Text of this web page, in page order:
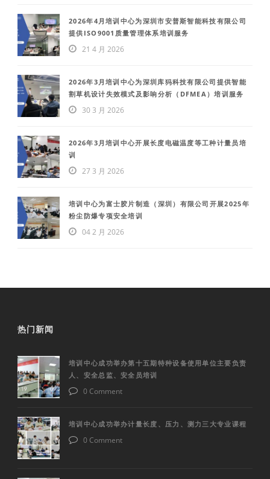
2026年4月培训中心为深圳市安普斯智能科技有限公司
提供ISO9001质量管理体系培训服务
21 4 月 2026
2026年3月培训中心为深圳库犸科技有限公司提供智能
割草机设计失效模式及影响分析（DFMEA）培训服务
30 3 月 2026
2026年3月培训中心开展长度电磁温度等工种计量员培
训
27 3 月 2026
培训中心为富士胶片制造（深圳）有限公司开展2025年
粉尘防爆专项安全培训
04 2 月 2026
热门新闻
培训中心成功举办第十五期特种设备使用单位主要负责
人、安全总监、安全员培训
0 Comment
培训中心成功举办计量长度、压力、测力三大专业课程
0 Comment